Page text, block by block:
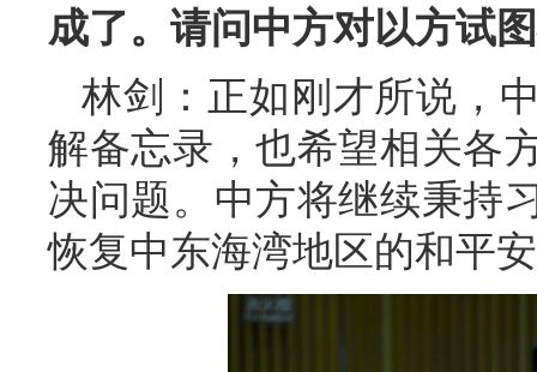
成了。请问中方对以方试
林剑：正如刚才所说，
解备忘录，也希望相关各
决问题。中方将继续秉持
恢复中东海湾地区的和平